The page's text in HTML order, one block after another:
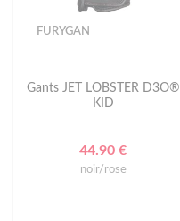
FURYGAN
Gants JET LOBSTER D3O®
KID
44.90 €
noir/rose